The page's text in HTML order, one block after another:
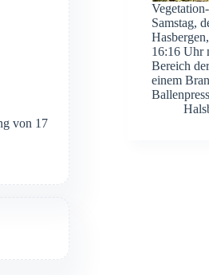
Samstag,
16:16 Uhr
Bereich
einem
von 17